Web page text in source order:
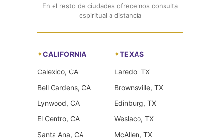
En el resto de ciudades ofrecemos consulta
espiritual a distancia
CALIFORNIA
Calexico, CA
Bell Gardens, CA
Lynwood, CA
El Centro, CA
Santa Ana, CA
TEXAS
Laredo, TX
Brownsville, TX
Edinburg, TX
Weslaco, TX
McAllen, TX